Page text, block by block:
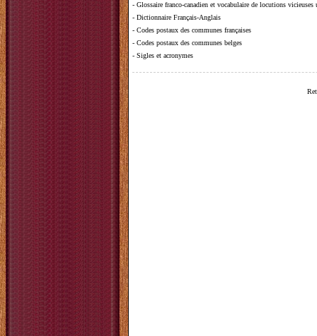
- Glossaire franco-canadien et vocabulaire de locutions vicieuses
- Dictionnaire Français-Anglais
- Codes postaux des communes françaises
- Codes postaux des communes belges
- Sigles et acronymes